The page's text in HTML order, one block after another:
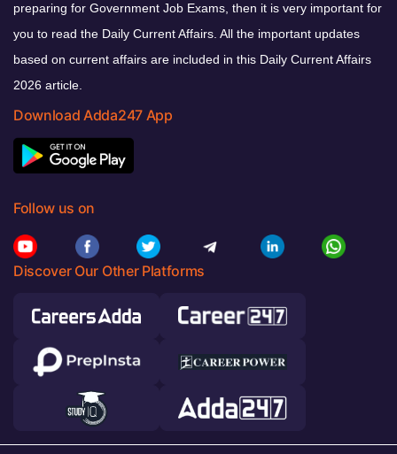
preparing for Government Job Exams, then it is very important for
you to read the Daily Current Affairs. All the important updates
based on current affairs are included in this Daily Current Affairs
2026 article.
Download Adda247 App
Follow us on
Discover Our Other Platforms